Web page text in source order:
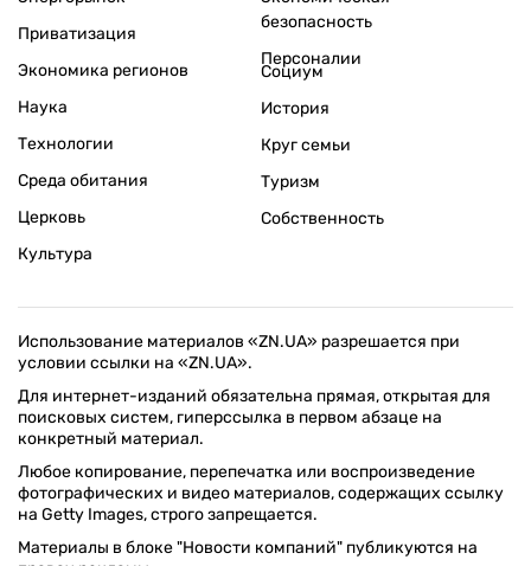
Приватизация
Экономика регионов
безопасность
Персоналии
Наука
Технологии
Среда обитания
Церковь
Культура
Социум
История
Круг семьи
Туризм
Собственность
Использование материалов «ZN.UA» разрешается при
условии ссылки на «ZN.UA».
Для интернет-изданий обязательна прямая, открытая для
поисковых систем, гиперссылка в первом абзаце на
конкретный материал.
Любое копирование, перепечатка или воспроизведение
фотографических и видео материалов, содержащих ссылку
на Getty Images, строго запрещается.
Материалы в блоке "Новости компаний" публикуются на